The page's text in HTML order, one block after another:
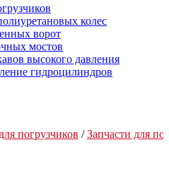
колес
ворот
мостов
высокого давления
гидроцилиндров
погрузчиков /Запчасти для